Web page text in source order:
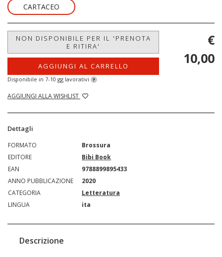
CARTACEO
NON DISPONIBILE PER IL 'PRENOTA
E RITIRA'
AGGIUNGI AL CARRELLO
Disponibile in 7-10 gg lavorativi ?
AGGIUNGI ALLA WISHLIST
€
10,00
Dettagli
FORMATO
Brossura
EDITORE
Bibi Book
EAN
9788899895433
ANNO PUBBLICAZIONE
2020
CATEGORIA
Letteratura
LINGUA
ita
Descrizione